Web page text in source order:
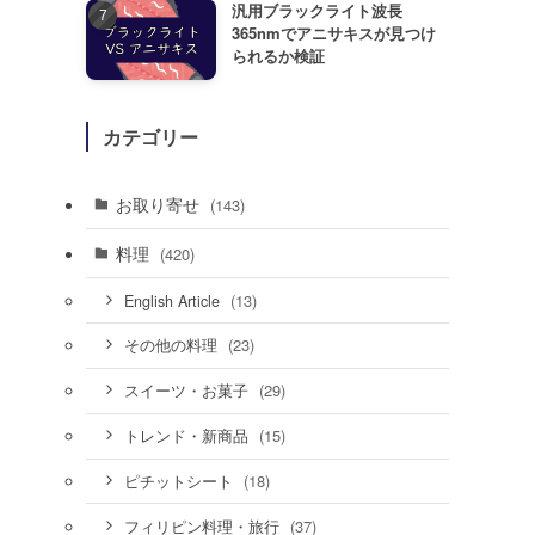
汎用ブラックライト波長
365nmでアニサキスが見つけ
られるか検証
カテゴリー
お取り寄せ (143)
料理 (420)
English Article (13)
その他の料理 (23)
スイーツ・お菓子 (29)
トレンド・新商品 (15)
ピチットシート (18)
フィリピン料理・旅行 (37)